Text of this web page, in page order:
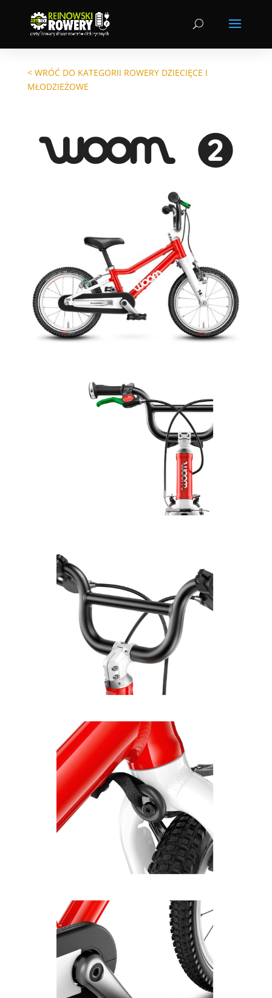
< WRÓĆ DO KATEGORII ROWERY DZIECIĘCE I
MŁODZIEŻOWE